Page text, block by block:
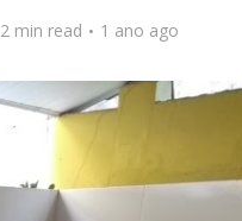
2 min read 1 ano ago